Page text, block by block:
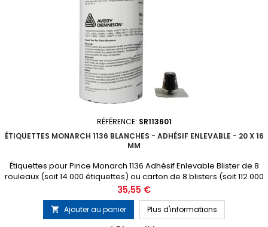
RÉFÉRENCE: SR113601
ÉTIQUETTES MONARCH 1136 BLANCHES - ADHÉSIF ENLEVABLE - 20 X 16
MM
Étiquettes pour Pince Monarch 1136 Adhésif Enlevable Blister de 8
rouleaux (soit 14 000 étiquettes) ou carton de 8 blisters (soit 112 000
étiquettes) 1 tampon encreur gratuit inclus dans chaque blister
Prix
35,55 €
 Ajouter au panier Plus d'informations